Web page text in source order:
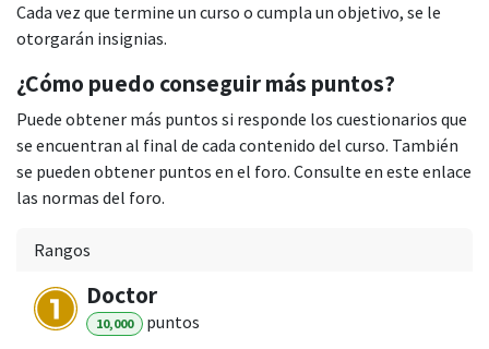
Cada vez que termine un curso o cumpla un objetivo, se le
otorgarán insignias.
¿Cómo puedo conseguir más puntos?
Puede obtener más puntos si responde los cuestionarios que
se encuentran al final de cada contenido del curso. También
se pueden obtener puntos en el foro. Consulte en este enlace
las normas del foro.
Rangos
Doctor
10,000 puntos